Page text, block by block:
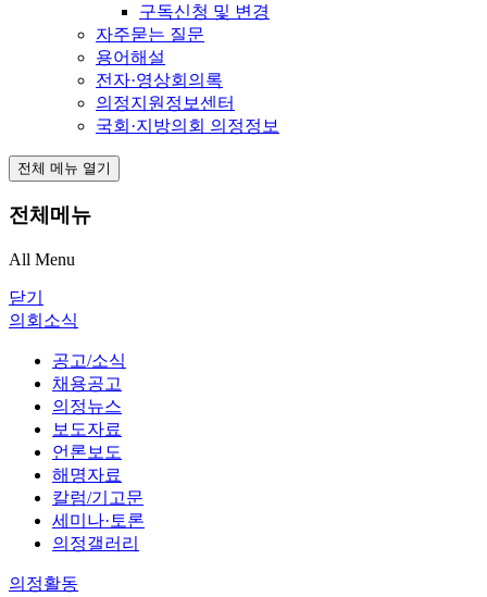
구독신청 및 변경
자주묻는 질문
용어해설
전자·영상회의록
의정지원정보센터
국회·지방의회 의정정보
전체 메뉴 열기
전체메뉴
All Menu
닫기
의회소식
공고/소식
채용공고
의정뉴스
보도자료
언론보도
해명자료
칼럼/기고문
세미나·토론
의정갤러리
의정활동